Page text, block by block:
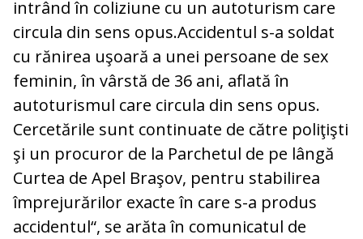
intrând în coliziune cu un autoturism care
circula din sens opus.Accidentul s-a soldat
cu rănirea uşoară a unei persoane de sex
feminin, în vârstă de 36 ani, aflată în
autoturismul care circula din sens opus.
Cercetările sunt continuate de către poliţişti
şi un procuror de la Parchetul de pe lângă
Curtea de Apel Braşov, pentru stabilirea
împrejurărilor exacte în care s-a produs
accidentul“, se arăta în comunicatul de